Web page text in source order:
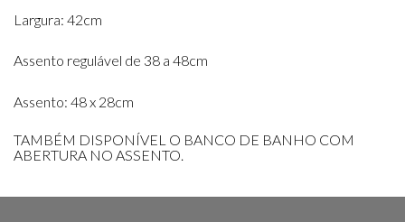
Largura: 42cm
Assento regulável de 38 a 48cm
Assento: 48 x 28cm
TAMBÉM DISPONÍVEL O BANCO DE BANHO COM
ABERTURA NO ASSENTO.